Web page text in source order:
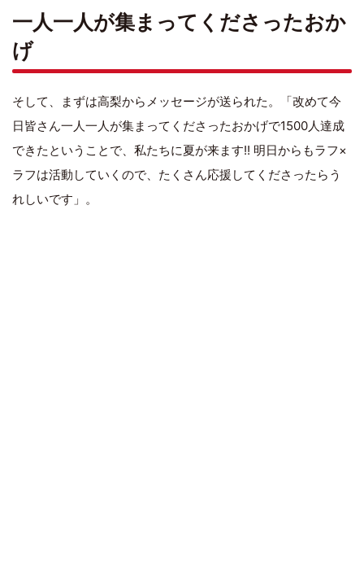
一人一人が集まってくださったおか
げ
そして、まずは高梨からメッセージが送られた。「改めて今
日皆さん一人一人が集まってくださったおかげで1500人達成
できたということで、私たちに夏が来ます!! 明日からもラフ×
ラフは活動していくので、たくさん応援してくださったらう
れしいです」。